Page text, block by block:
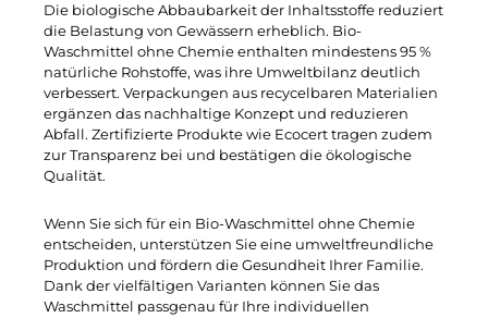
Die biologische Abbaubarkeit der Inhaltsstoffe reduziert
die Belastung von Gewässern erheblich. Bio-
Waschmittel ohne Chemie enthalten mindestens 95 %
natürliche Rohstoffe, was ihre Umweltbilanz deutlich
verbessert. Verpackungen aus recycelbaren Materialien
ergänzen das nachhaltige Konzept und reduzieren
Abfall. Zertifizierte Produkte wie Ecocert tragen zudem
zur Transparenz bei und bestätigen die ökologische
Qualität.
Wenn Sie sich für ein Bio-Waschmittel ohne Chemie
entscheiden, unterstützen Sie eine umweltfreundliche
Produktion und fördern die Gesundheit Ihrer Familie.
Dank der vielfältigen Varianten können Sie das
Waschmittel passgenau für Ihre individuellen